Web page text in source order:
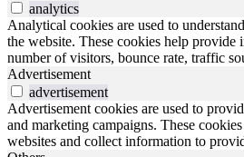
analytics
Analytical cookies are used to
the website. These cookies help provide
number of visitors, bounce rate, traffic
Advertisement
advertisement
Advertisement cookies are used to
and marketing campaigns. These
websites and collect information to